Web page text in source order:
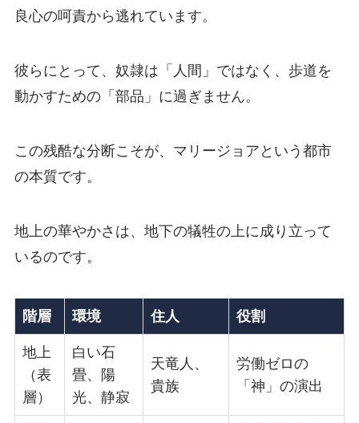
良心の呵責から逃れています。
彼らにとって、奴隷は「人間」ではなく、歩道を
動かすための「部品」に過ぎません。
この残酷な分断こそが、マリージョアという都市
の本質です。
地上の華やかさは、地下の犠牲の上に成り立って
いるのです。
階層 環境 住人 役割
地上
（表
層）
白い石
畳、陽
光、静寂
天竜人、
貴族
労働ゼロの
「神」の演出